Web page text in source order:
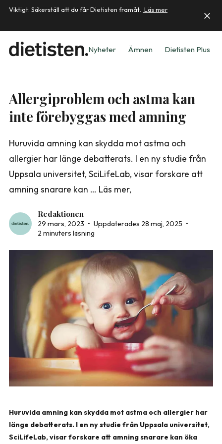
Viktigt: Säkerställ att du får Dietisten framåt. Läs mer
Nyheter Ämnen Dietisten Plus
Allergiproblem och astma kan
inte förebyggas med amning
Huruvida amning kan skydda mot astma och
allergier har länge debatterats. I en ny studie från
Uppsala universitet, SciLifeLab, visar forskare att
amning snarare kan … Läs mer,
Redaktionen
29 mars, 2023 • Uppdaterades 28 maj, 2025 •
2 minuters läsning
Huruvida amning kan skydda mot astma och allergier har
länge debatterats. I en ny studie från Uppsala universitet,
SciLifeLab, visar forskare att amning snarare kan öka